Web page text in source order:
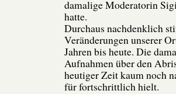
damalige Moderatorin
hatte.
Durchaus nachdenklich
Veränderungen unserer
Jahren bis heute. Die
Aufnahmen über den
heutiger Zeit kaum noch
für fortschrittlich hielt.